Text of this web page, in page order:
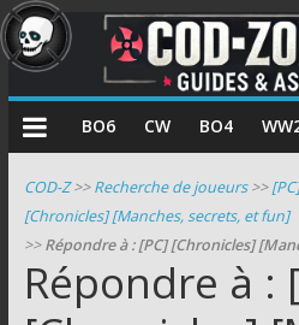
COD
Zombie
Guides
et
astuces
pour
BO6 CW BO4
COD-Z>>Recherche de joueurs>>[PC]
[Chronicles] [Manches, secrets, et fun]
>>Répondre à : [PC] [Chronicles]
Répondre à :